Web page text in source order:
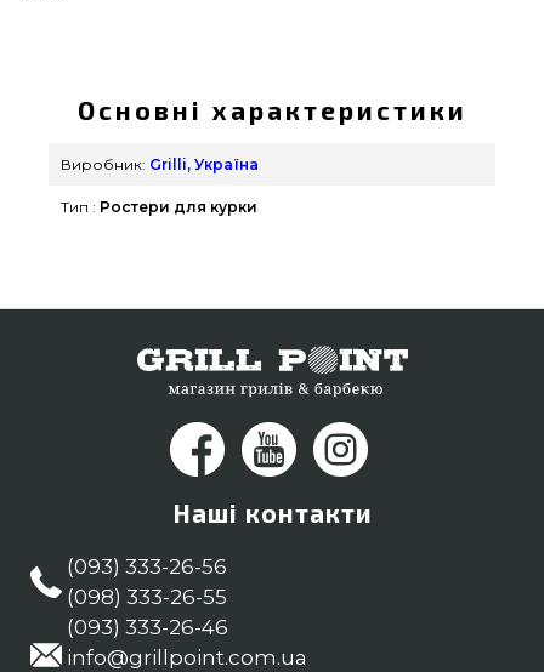
виробника Grilli, Україна за актуальною ціною
всего 2 690 грн. в інтернет магазині грилів та
барбекю grillpoint.com.ua Погляньте і замовте
Гриль Поінт. Напишіть нашим менеджерам на
Миколаїв, Івано-Франківськ
Основні характеристики
Виробник: Grilli, Україна
Тип : Ростери для курки
Наші контакти
(093) 333-26-56
(098) 333-26-55
(093) 333-26-46
info@grillpoint.com.ua